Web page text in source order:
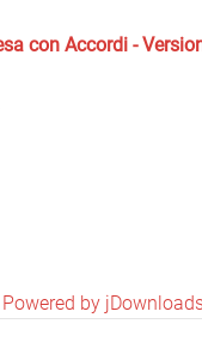
con Accordi -
Powered by